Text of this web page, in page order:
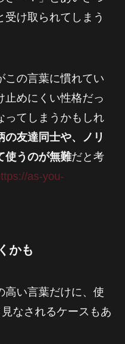
受け取られてしまう
この言葉に慣れてい
止めにくい性格だっ
ってしまうかもしれ
の友達同士や、ノリ
使うのが無難だと考
as-you-
かも
高い言葉だけに、使
なされるケースもあ